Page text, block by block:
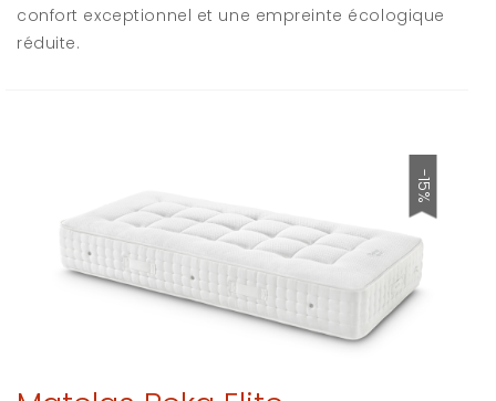
confort exceptionnel et une empreinte écologique
réduite.
-15%